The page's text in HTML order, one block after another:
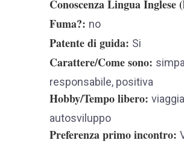
Conoscenza Lingua Inglese
Fuma? no
Patente di guida Si
Carattere/Come sono
responsabile, positiva
Hobby/Tempo libero
autosviluppo
Preferenza primo incontro